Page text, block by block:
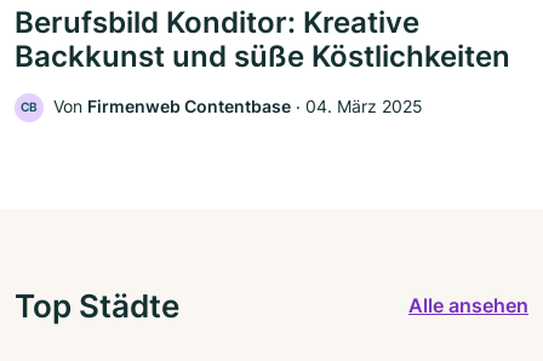
Berufsbild Konditor: Kreative
Backkunst und süße Köstlichkeiten
CB Von Firmenweb Contentbase ‧ 04. März 2025
Top Städte Alle ansehen